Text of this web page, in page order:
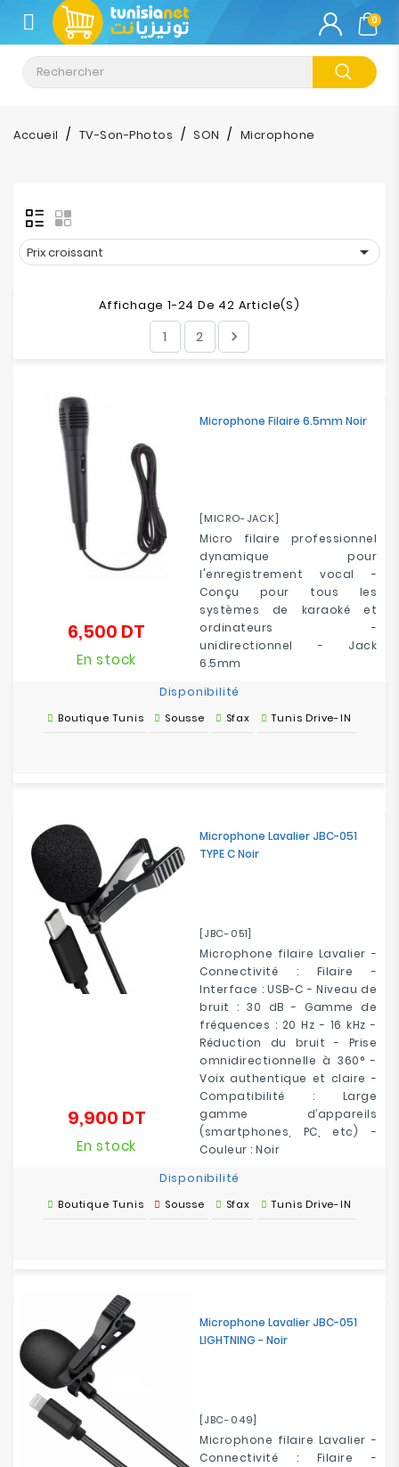
CATÉGORIE
Climatisation
Informatique
Tablette
Impression
Electroménager
Bureautique
Loisirs
0
Accueil TV-Son-Photos SON Microphone
Prix croissant 
Affichage 1-24 De 42 Article(s)
1 2 
Microphone Filaire 6.5mm Noir
[MICRO-JACK]
Micro filaire professionnel
dynamique pour
l'enregistrement vocal -
Conçu pour tous les
systèmes de karaoké et
ordinateurs -
unidirectionnel - Jack
6.5mm
6,500 DT
En stock
Disponibilité
Boutique Tunis Sousse Sfax Tunis Drive-IN
Microphone Lavalier JBC-051
TYPE C Noir
[JBC-051]
Microphone filaire Lavalier -
Connectivité : Filaire -
Interface : USB-C - Niveau de
bruit : 30 dB - Gamme de
fréquences : 20 Hz - 16 kHz -
Réduction du bruit - Prise
omnidirectionnelle à 360° -
Voix authentique et claire -
Compatibilité : Large
gamme d’appareils
(smartphones, PC, etc) -
Couleur : Noir
9,900 DTPrix
En stock
Disponibilité
Boutique Tunis Sousse Sfax Tunis Drive-IN
Microphone Lavalier JBC-051
LIGHTNING - Noir
[JBC-049]
Microphone filaire Lavalier -
Connectivité : Filaire -